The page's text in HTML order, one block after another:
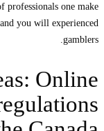
professionals one make
you will experienced
gamblers.
Online